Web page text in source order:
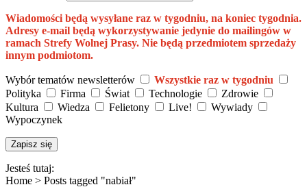
Wiadomości będą wysyłane raz w tygodniu, na koniec tygodnia.
Adresy e-mail będą wykorzystywanie jedynie do mailingów w
ramach Strefy Wolnej Prasy. Nie będą przedmiotem sprzedaży
innym podmiotom.
Wybór tematów newsletterów
Wszystkie raz w tygodniu
Polityka
Firma Świat Technologie
Zdrowie
Kultura
Wiedza Felietony Live!
Wywiady
Wypoczynek
Jesteś tutaj:
Home > Posts tagged "nabiał"